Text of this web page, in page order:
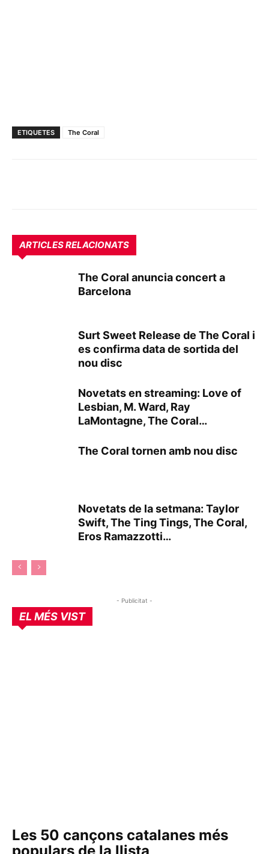
ETIQUETES The Coral
ARTICLES RELACIONATS
The Coral anuncia concert a
Barcelona
Surt Sweet Release de The Coral i
es confirma data de sortida del
nou disc
Novetats en streaming: Love of
Lesbian, M. Ward, Ray
LaMontagne, The Coral…
The Coral tornen amb nou disc
Novetats de la setmana: Taylor
Swift, The Ting Tings, The Coral,
Eros Ramazzotti…
- Publicitat -
EL MÉS VIST
Les 50 cançons catalanes més